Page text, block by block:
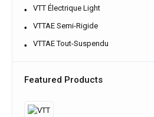
VTT Électrique Light
VTTAE Semi-Rigide
VTTAE Tout-Suspendu
Featured Products